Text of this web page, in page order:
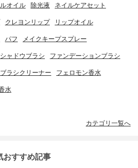
オイル 除光液 ネイルケアセット
クレヨンリップ リップオイル
パフ メイクキープスプレー
ャドウブラシ ファンデーションブラシ
ラシクリーナー フェロモン香水
水
カテゴリ一覧へ
おすすめ記事